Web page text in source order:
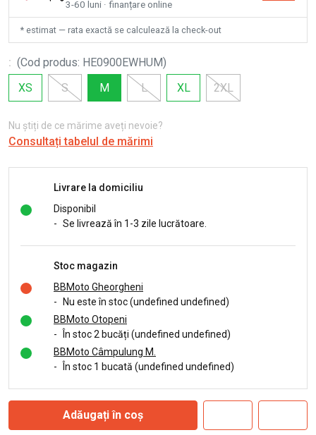
3-60 luni · finanțare online
* estimat — rata exactă se calculează la check-out
: (Cod produs: HE0900EWHUM)
XS
S M L XL 2XL
Nu știți de ce mărime aveți nevoie?
Consultați tabelul de mărimi
Livrare la domiciliu
Disponibil
- Se livrează în 1-3 zile lucrătoare.
Stoc magazin
BBMoto Gheorgheni
-
Nu este în stoc (undefined undefined)
BBMoto Otopeni
-
În stoc 2 bucăți (undefined undefined)
BBMoto Câmpulung M.
-
În stoc 1 bucată (undefined undefined)
Adăugați în coș